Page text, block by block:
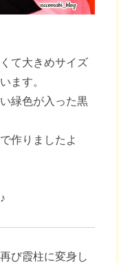
て大きめサイズ
ます。
緑色が入った黒
作りましたよ
び霞柱に変身し